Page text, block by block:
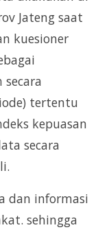
Jateng saat
kuesioner
tertentu
kepuasan
secara
dan informasi
sehingga